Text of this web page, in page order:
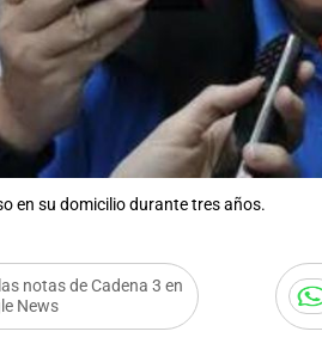
en su domicilio durante tres años.
notas de Cadena 3 en
News
Notas
Mundial 2026 La